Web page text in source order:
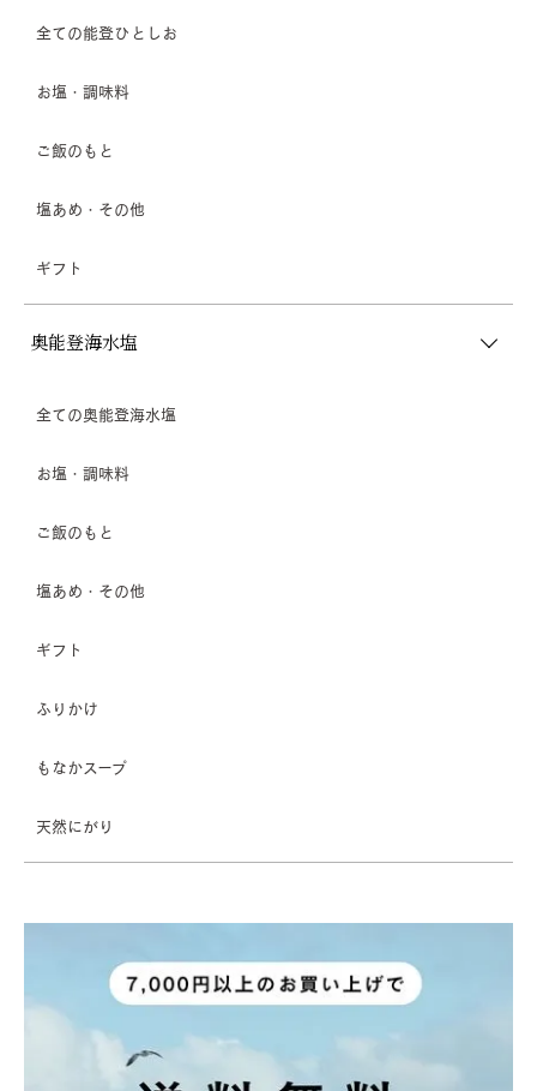
全ての能登ひとしお
お塩・調味料
ご飯のもと
塩あめ・その他
ギフト
奥能登海水塩
全ての奥能登海水塩
お塩・調味料
ご飯のもと
塩あめ・その他
ギフト
ふりかけ
もなかスープ
天然にがり